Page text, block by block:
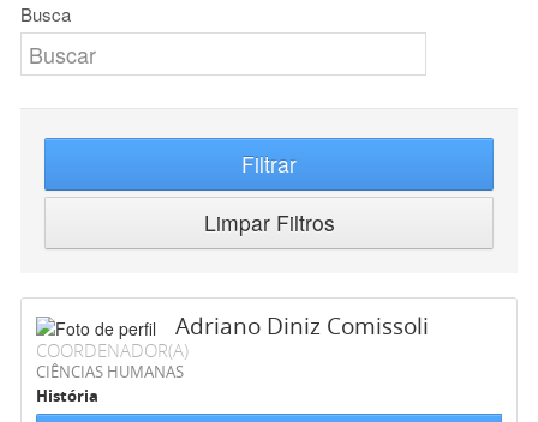
Busca
Filtrar
Limpar Filtros
Adriano Diniz Comissoli
COORDENADOR(A)
CIÊNCIAS HUMANAS
História